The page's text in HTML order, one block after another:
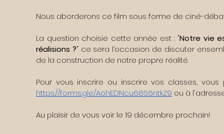
Nous aborderons ce film sous forme de ciné-
La question choisie cette année est : "Notre vie
réalisions ?" ce sera l’occasion de discuter
de la construction de notre propre réalité.
https://forms.gle/AohEDNcu68S6ntkZ9 ou à
Au plaisir de vous voir le 19 décembre prochain!